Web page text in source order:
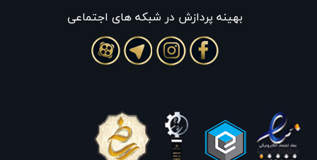
بهينه پردازش در شبکه های اجتماعی